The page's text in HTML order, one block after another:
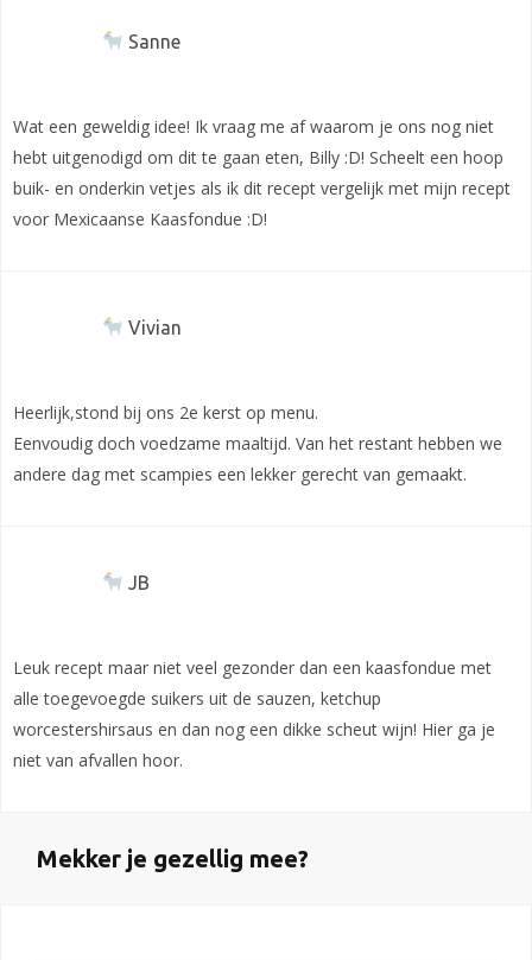
Sanne
Wat een geweldig idee! Ik vraag me af waarom je ons nog niet
hebt uitgenodigd om dit te gaan eten, Billy :D! Scheelt een hoop
buik- en onderkin vetjes als ik dit recept vergelijk met mijn recept
voor Mexicaanse Kaasfondue :D!
Vivian
Heerlijk,stond bij ons 2e kerst op menu.
Eenvoudig doch voedzame maaltijd. Van het restant hebben we
andere dag met scampies een lekker gerecht van gemaakt.
JB
Leuk recept maar niet veel gezonder dan een kaasfondue met
alle toegevoegde suikers uit de sauzen, ketchup
worcestershirsaus en dan nog een dikke scheut wijn! Hier ga je
niet van afvallen hoor.
Mekker je gezellig mee?